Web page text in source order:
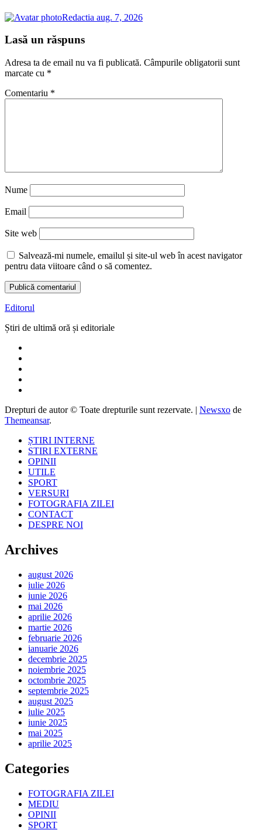
Redactia aug. 7, 2026
Lasă un răspuns
Adresa ta de email nu va fi publicată. Câmpurile obligatorii sunt
marcate cu *
Comentariu *
Nume
Email
Site web
Salvează-mi numele, emailul și site-ul web în acest navigator
pentru data viitoare când o să comentez.
Editorul
Știri de ultimă oră și editoriale
Drepturi de autor © Toate drepturile sunt rezervate. | Newsxo de
Themeansar.
ȘTIRI INTERNE
STIRI EXTERNE
OPINII
UTILE
SPORT
VERSURI
FOTOGRAFIA ZILEI
CONTACT
DESPRE NOI
Archives
august 2026
iulie 2026
iunie 2026
mai 2026
aprilie 2026
martie 2026
februarie 2026
ianuarie 2026
decembrie 2025
noiembrie 2025
octombrie 2025
septembrie 2025
august 2025
iulie 2025
iunie 2025
mai 2025
aprilie 2025
Categories
FOTOGRAFIA ZILEI
MEDIU
OPINII
SPORT